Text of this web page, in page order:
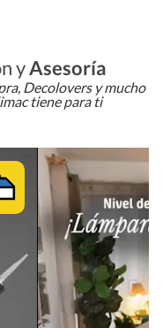
yAsesoría
Decolovers y mucho
tiene para ti